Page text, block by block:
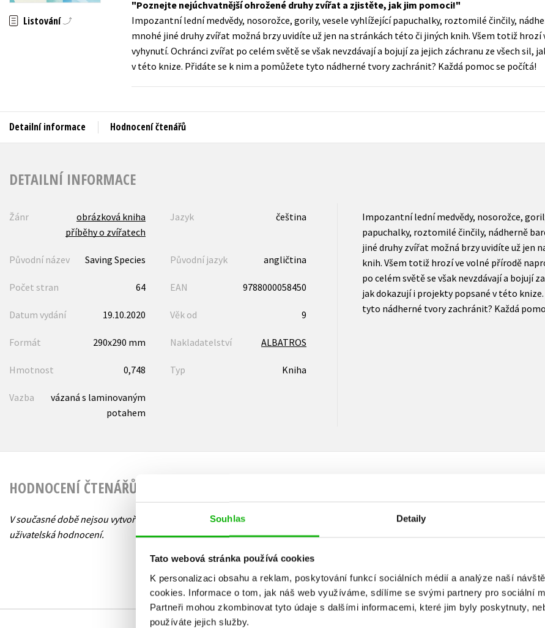
Souhlas Detaily
Tato webová stránka používá cookies
K personalizaci obsahu a reklam, poskytování funkcí sociálních médií a analýze naší
cookies. Informace o tom, jak náš web využíváme, sdílíme se svými partnery pro sociální
Partneři mohou zkombinovat tyto údaje s dalšími informacemi, které jim byly poskytnuty,
používáte jejich služby.
Auto - moto
Beletrie pro děti
Jazyky
Kalendáře
Kariéra a osobní rozvoj
Populárně - naučná pro dospělé
Populárně - naučné pro děti
Předškoláci
Příroda a zahrada
Young adult (SK)
Zahraniční literatura
Zdraví a životní styl
Listování
Poznejte nejúchvatnější ohrožené druhy zvířat a zjistěte, jak jim pomoci!
Impozantní lední medvědy, nosorožce, gorily, vesele vyhlížející papuchalky, roztomilé činčily,
mnohé jiné druhy zvířat možná brzy uvidíte už jen na stránkách této či jiných knih. Všem totiž
vyhynutí. Ochránci zvířat po celém světě se však nevzdávají a bojují za jejich záchranu ze všech sil,
v této knize. Přidáte se k nim a pomůžete tyto nádherné tvory zachránit? Každá pomoc se počítá!
Detailní informace Hodnocení čtenářů
DETAILNÍ INFORMACE
Žánr
obrázková kniha
příběhy o zvířatech
Jazyk čeština
Původní název Saving Species Původní jazyk angličtina
Počet stran 64 EAN 9788000058450
Datum vydání 19.10.2020 Věk od 9
Formát 290x290 mm Nakladatelství ALBATROS
Hmotnost 0,748 Typ Kniha
Vazba
vázaná s laminovaným
potahem
Impozantní lední medvědy, nosorožce,
papuchalky, roztomilé činčily, nádherně
jiné druhy zvířat možná brzy uvidíte už jen
knih. Všem totiž hrozí ve volné přírodě
po celém světě se však nevzdávají a bojují
jak dokazují i projekty popsané v této
tyto nádherné tvory zachránit? Každá
HODNOCENÍ ČTENÁŘŮ
V současné době nejsou vytvořena žádná
uživatelská hodnocení.
Přihlásit